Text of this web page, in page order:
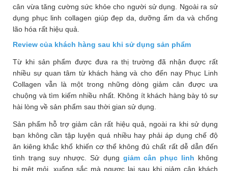
cân vừa tăng cường sức khỏe cho người sử dụng. Ngoài ra sử
dụng phục linh collagen giúp đẹp da, dưỡng ẩm da và chống
lão hóa rất hiệu quả.
Review của khách hàng sau khi sử dụng sản phẩm
Từ khi sản phẩm được đưa ra thị trường đã nhận được rất
nhiều sự quan tâm từ khách hàng và cho đến nay Phục Linh
Collagen vẫn là một trong những dòng giảm cân được ưa
chuộng và tìm kiếm nhiều nhất. Không ít khách hàng bày tỏ sự
hài lòng về sản phẩm sau thời gian sử dụng.
Sản phẩm hỗ trợ giảm cân rất hiệu quả, ngoài ra khi sử dụng
bạn không cần tập luyện quá nhiều hay phải áp dụng chế độ
ăn kiêng khắc khổ khiến cơ thể không đủ chất rất dễ dẫn đến
tình trạng suy nhược. Sử dụng giảm cân phục linh không
bị mệt mỏi, xuống sắc mà ngược lại sau khi giảm cân khách